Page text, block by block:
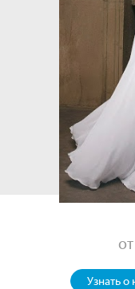
от
Узнать о